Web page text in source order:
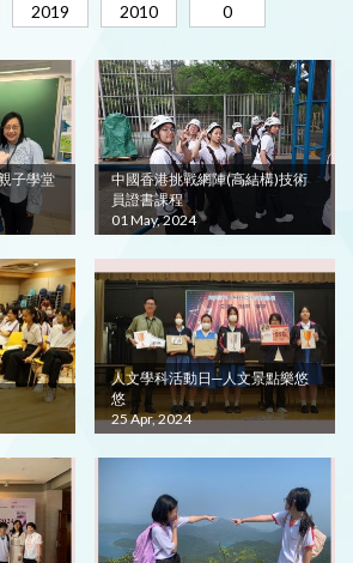
2019 2010 0
子學堂
中國香港挑戰網陣(高結構)技術
員證書課程
01 May, 2024
人文學科活動日─人文景點樂悠
悠
25 Apr, 2024